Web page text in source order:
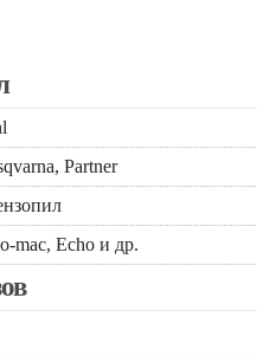
Partner
mac, Echo и др.